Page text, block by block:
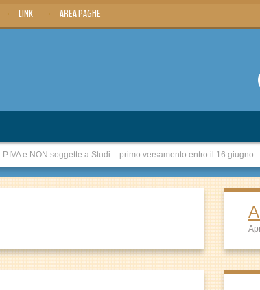
LINK AREA PAGHE
e NON soggette a Studi – primo versamento entro il 16 giugno